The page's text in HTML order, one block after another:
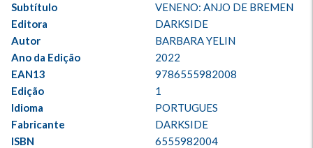
Subtítulo
VENENO: ANJO DE BREMEN
Editora
DARKSIDE
Autor
BARBARA YELIN
Ano da Edição
2022
EAN13
9786555982008
Edição
1
Idioma
PORTUGUES
Fabricante
DARKSIDE
ISBN
6555982004